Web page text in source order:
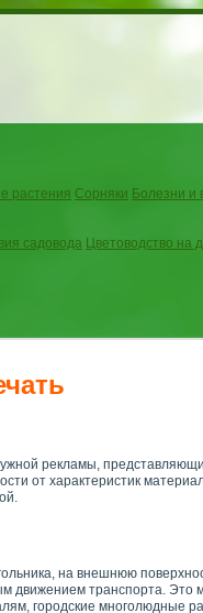
растения Сорняки Болезни и
садовода Цветоводство на
рекламы,
от характеристик
на внешнюю
транспорта. Это
городские многолюдные